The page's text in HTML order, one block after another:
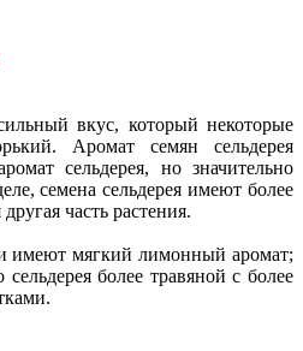
вкус, который некоторые
Аромат семян сельдерея
сельдерея, но значительно
семена сельдерея имеют более
часть растения.
имеют мягкий лимонный аромат;
более травяной с более